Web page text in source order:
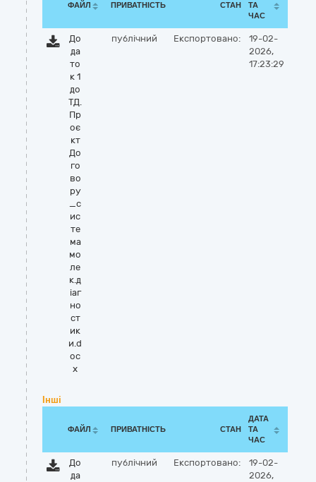
ФАЙЛ ПРИВАТНІСТЬ СТАН
ТА
ЧАС
До
да
то
к 1
до
ТД.
Пр
оє
кт
До
го
во
ру
_с
ис
те
ма
мо
ле
к.д
іаг
но
ст
ик
и.d
oc
x
публічний Експортовано:
19-02-
2026,
17:23:29
Інші
ФАЙЛ ПРИВАТНІСТЬ СТАН
ДАТА
ТА
ЧАС
До
да
публічний Експортовано:
19-02-
2026,